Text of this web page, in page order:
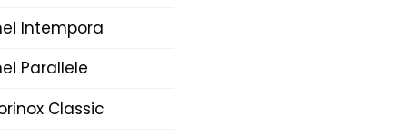
Intempora
Parallele
Classic